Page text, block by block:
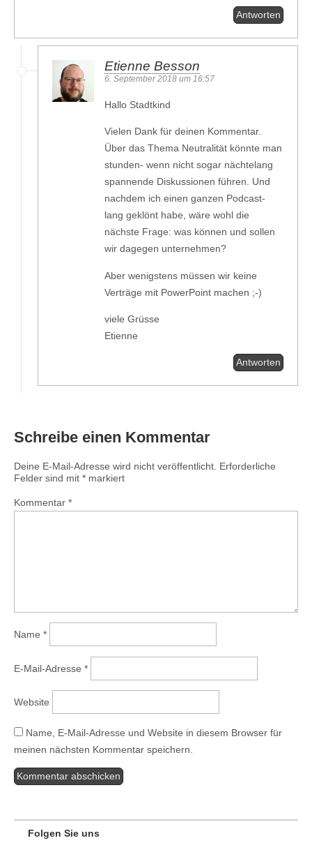
Antworten
Etienne Besson
6. September 2018 um 16:57
Hallo Stadtkind
Vielen Dank für deinen Kommentar.
Über das Thema Neutralität könnte man
stunden- wenn nicht sogar nächtelang
spannende Diskussionen führen. Und
nachdem ich einen ganzen Podcast-
lang geklönt habe, wäre wohl die
nächste Frage: was können und sollen
wir dagegen unternehmen?
Aber wenigstens müssen wir keine
Verträge mit PowerPoint machen ;-)
viele Grüsse
Etienne
Antworten
Schreibe einen Kommentar
Deine E-Mail-Adresse wird nicht veröffentlicht. Erforderliche
Felder sind mit * markiert
Kommentar *
Name *
E-Mail-Adresse *
Website
Name, E-Mail-Adresse und Website in diesem Browser für
meinen nächsten Kommentar speichern.
Folgen Sie uns